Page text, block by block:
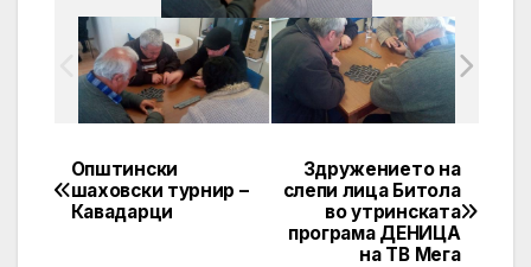
Post
navigation
Здружението на
слепи лица Битола
во утринската
програма ДЕНИЦА
на ТВ Мега
Општински
шаховски турнир –
Кавадарци